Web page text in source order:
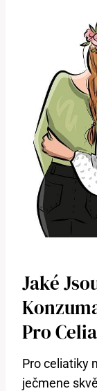
Jaké
Pro
Pro celiatiky
ječmene